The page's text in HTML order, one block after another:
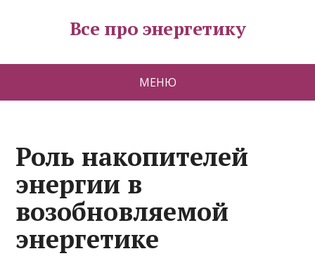
Все про энергетику
МЕНЮ
Роль накопителей
энергии в
возобновляемой
энергетике